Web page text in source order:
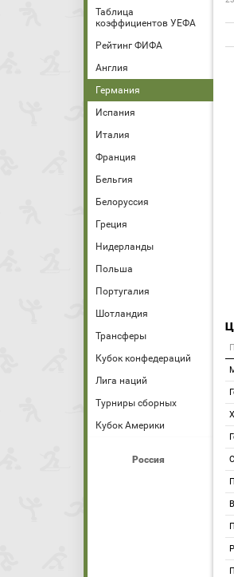
Таблица
коэффициентов УЕФА
Рейтинг ФИФА
Англия
Германия
Испания
Италия
Франция
Бельгия
Белоруссия
Греция
Нидерланды
Польша
Португалия
Шотландия
Трансферы
Кубок конфедераций
Лига наций
Турниры сборных
Кубок Америки
Россия